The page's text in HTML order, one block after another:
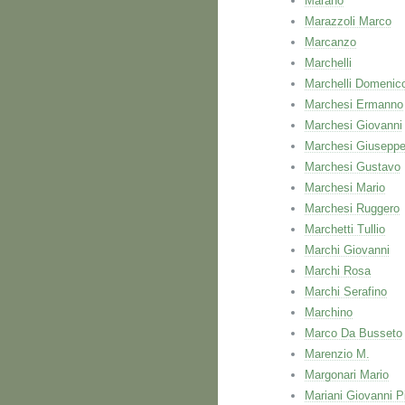
Marazzoli Marco
Marcanzo
Marchelli
Marchelli
Marchesi Ermanno
Marchesi Giovanni
Marchesi Giuseppe
Marchesi Gustavo
Marchesi Mario
Marchesi Ruggero
Marchetti Tullio
Marchi Giovanni
Marchi Rosa
Marchi Serafino
Marchino
Marco Da Busseto
Marenzio M.
Margonari Mario
Mariani Giovanni